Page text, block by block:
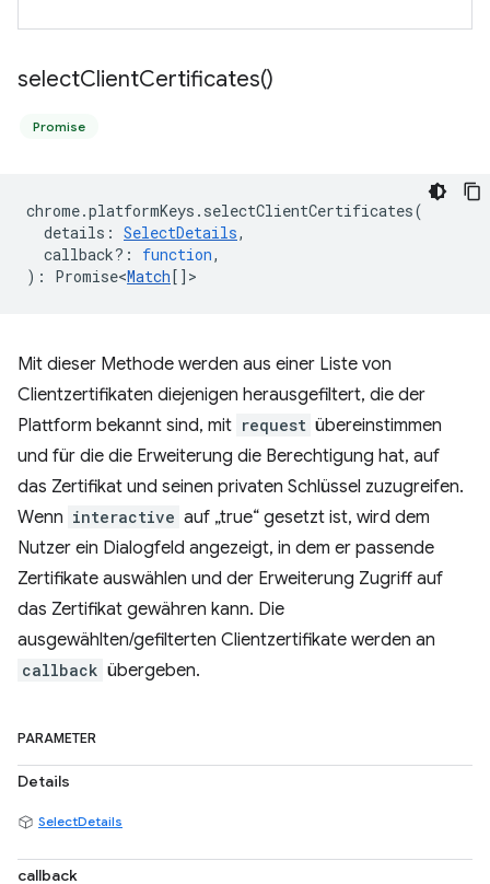
selectClientCertificates()
Promise
chrome.platformKeys . selectClientCertificates(
details : SelectDetails,
callback? : function,
) : Promise<Match[] >
Mit dieser Methode werden aus einer Liste von
Clientzertifikaten diejenigen herausgefiltert, die der
Plattform bekannt sind, mit request übereinstimmen
und für die die Erweiterung die Berechtigung hat, auf
das Zertifikat und seinen privaten Schlüssel zuzugreifen.
Wenn interactive auf „true“ gesetzt ist, wird dem
Nutzer ein Dialogfeld angezeigt, in dem er passende
Zertifikate auswählen und der Erweiterung Zugriff auf
das Zertifikat gewähren kann. Die
ausgewählten/gefilterten Clientzertifikate werden an
callback übergeben.
PARAMETER
Details
SelectDetails
callback